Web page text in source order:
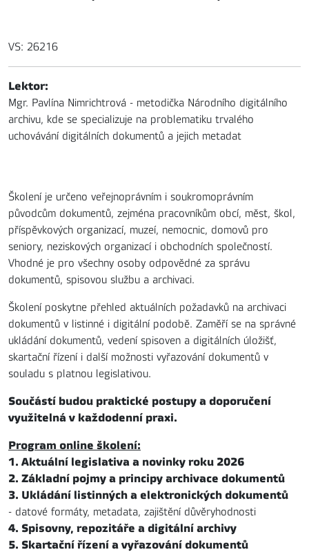
VS: 26216
Lektor:
Mgr. Pavlína Nimrichtrová - metodička Národního digitálního
archivu, kde se specializuje na problematiku trvalého
uchovávání digitálních dokumentů a jejich metadat
Školení je určeno veřejnoprávním i soukromoprávním
původcům dokumentů, zejména pracovníkům obcí, měst, škol,
příspěvkových organizací, muzeí, nemocnic, domovů pro
seniory, neziskových organizací i obchodních společností.
Vhodné je pro všechny osoby odpovědné za správu
dokumentů, spisovou službu a archivaci.
Školení poskytne přehled aktuálních požadavků na archivaci
dokumentů v listinné i digitální podobě. Zaměří se na správné
ukládání dokumentů, vedení spisoven a digitálních úložišť,
skartační řízení i další možnosti vyřazování dokumentů v
souladu s platnou legislativou.
Součástí budou praktické postupy a doporučení
využitelná v každodenní praxi.
Program online školení:
1. Aktuální legislativa a novinky roku 2026
2. Základní pojmy a principy archivace dokumentů
3. Ukládání listinných a elektronických dokumentů
- datové formáty, metadata, zajištění důvěryhodnosti
4. Spisovny, repozitáře a digitální archivy
5. Skartační řízení a vyřazování dokumentů